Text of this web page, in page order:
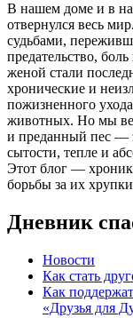
В нашем доме и в
отвернулся весь
судьбами,
предательство,
женой стали
хронические и
пожизненного
животных. Но мы
и преданный пес —
сытости, тепле и
Этот блог —
борьбы за их
Дневник
Новости
Как стать
Как
«Друзья для